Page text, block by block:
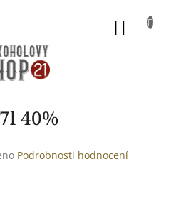
40%
Podrobnosti hodnocení